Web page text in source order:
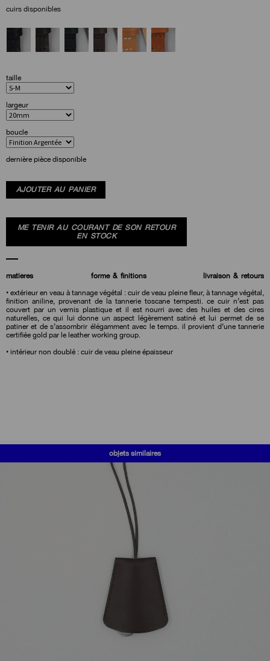
cuirs disponibles
taille
largeur
boucle
dernière pièce disponible
AJOUTER AU PANIER
ME TENIR AU COURANT DE SON RETOUR
EN STOCK
matières forme & finitions
livraison & retours
• extérieur en veau à tannage végétal : cuir de veau pleine fleur, à tannage végétal,
finition aniline, provenant de la tannerie toscane tempesti. ce cuir n’est pas
couvert par un vernis plastique et il est nourri avec des huiles et des cires
naturelles, ce qui lui donne un aspect légèrement satiné et lui permet de se
patiner et de s’assombrir élégamment avec le temps. il provient d’une tannerie
certifiée gold par le leather working group.
• intérieur non doublé : cuir de veau pleine épaisseur
objets similaires